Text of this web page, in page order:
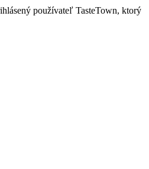
používateľ TasteTown, ktorý